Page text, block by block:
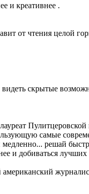
и креативнее .
от чтения целой
скрытые
самые
решай
и добиваться